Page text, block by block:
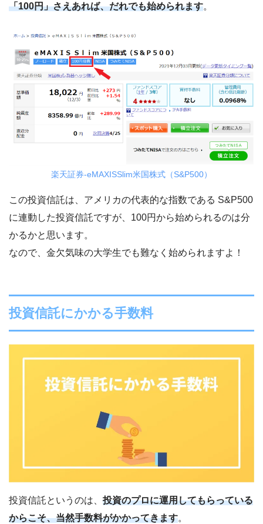
「100円」さえあれば、だれでも始められます。
楽天証券-eMAXISSlim米国株式（S&P500）
この投資信託は、アメリカの代表的な指数である S&P500
に連動した投資信託ですが、100円から始められるのは分
かるかと思います。
なので、金欠気味の大学生でも難なく始められますよ！
投資信託にかかる手数料
投資信託というのは、 投資のプロに運用してもらっている
からこそ、当然手数料がかかってきます。